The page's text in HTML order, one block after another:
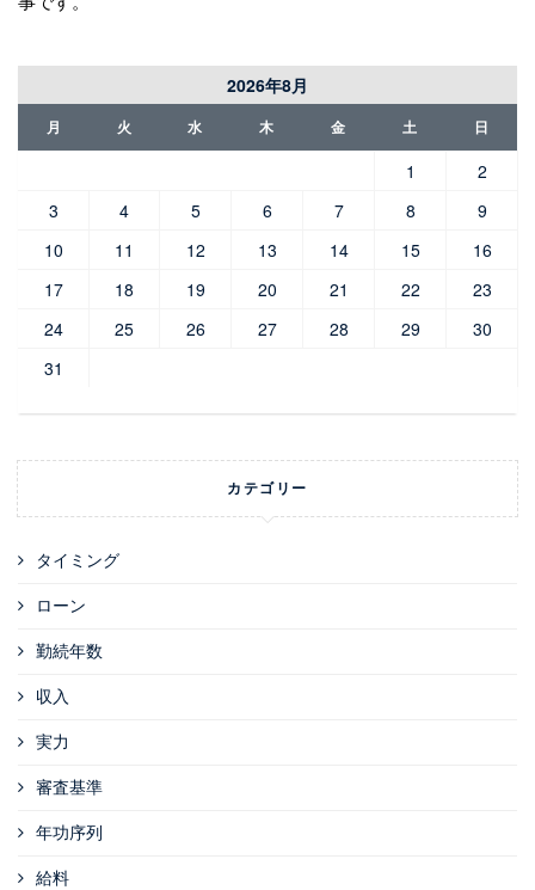
2026年8月
月 火 水 木 金 土 日
1
2
3
4 5 6 7 8
9
10
11 12 13 14 15
16
17
18 19 20 21 22
23
24
25 26 27 28 29
30
31
カテゴリー
タイミング
ローン
勤続年数
収入
実力
審査基準
年功序列
給料